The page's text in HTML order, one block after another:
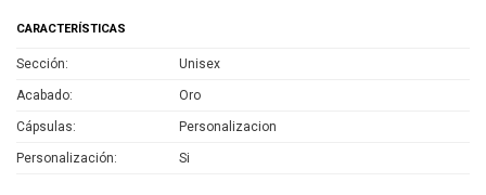
CARACTERÍSTICAS
Sección Unisex
Acabado Oro
Cápsulas Personalizacion
Personalización Si